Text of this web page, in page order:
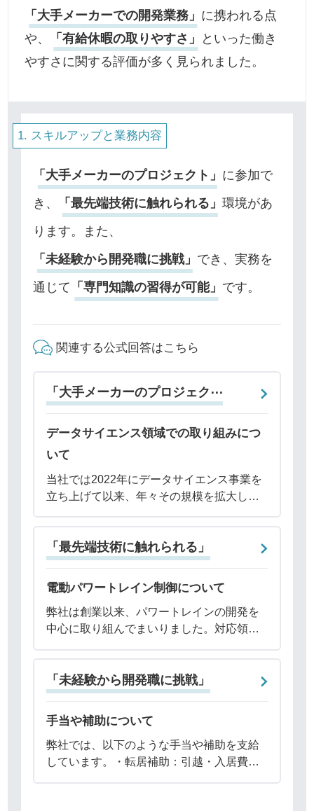
「大手メーカーでの開発業務」 に携われる点
や、
「有給休暇の取りやすさ」
といった働き
やすさに関する評価が多く見られました。
スキルアップと業務内容
「大手メーカーのプロジェクト」 に参加で
き、
「最先端技術に触れられる」 環境があ
ります。また、
「未経験から開発職に挑戦」 でき、実務を
通じて 「専門知識の習得が可能」 です。
関連する公式回答はこちら
「大手メーカーのプロジェク⋯
データサイエンス領域での取り組みにつ
いて
当社では2022年にデータサイエンス事業を
立ち上げて以来、年々その規模を拡大して
は、顧客の課題を丁寧に聞き出し、最適な
解決策をご提案することにあります。とは
いえ、統
「最先端技術に触れられる」
電動パワートレイン制御について
弊社は創業以来、パワートレインの開発を
中心に取り組んでまいりました。対応領域
析、実験評価など、多岐にわたり網羅して
います。中でも、制御設計分野は現在、弊
社が注力して
「未経験から開発職に挑戦」
手当や補助について
弊社では、以下のような手当や補助を支給
しています。・転居補助：引越・入居費用